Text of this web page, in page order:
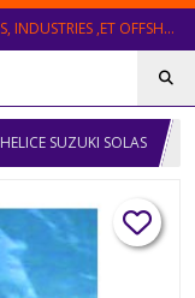
EQUIPEMENT BATEAU , PÊCHE , PLAISANCE ,LOISIRS, INDUSTRIES ,ET OFFSHORE
HELICE SUZUKI SOLAS